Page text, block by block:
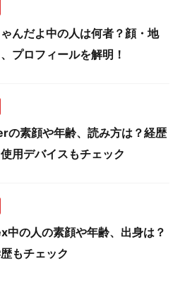
んだよ中の人は何者？顔・地
プロフィールを解明！
の素顔や年齢、読み方は？経歴
用デバイスもチェック
中の人の素顔や年齢、出身は？
もチェック